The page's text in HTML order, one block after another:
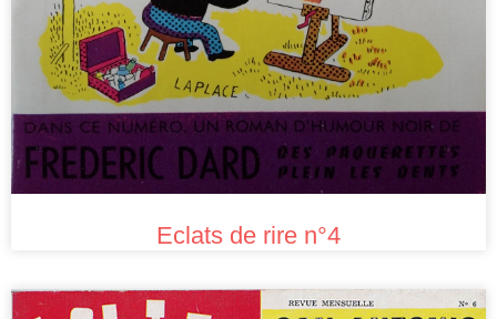
Eclats de rire n°4